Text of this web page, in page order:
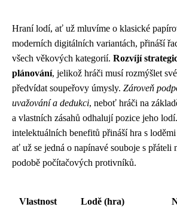
Hraní lodí, ať už mluvíme o klasické
moderních digitálních variantách, přináší
všech věkových kategorií. Rozvíjí
plánování, jelikož hráči musí rozmýšlet
předvídat soupeřovy úmysly. Zároveň
uvažování a dedukci, neboť hráči na
a vlastních zásahů odhalují pozice jeho
intelektuálních benefitů přináší hra s
ať už se jedná o napínavé souboje s přáteli
podobě počítačových protivníků.
Vlastnost Lodě (hra)